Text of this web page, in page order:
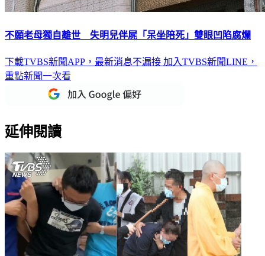
不願老母獨自離世 失明兒伴屍「呆坐陪死」雙眼凹陷腐爛
下載TVBS新聞APP，最新消息不漏接 加入TVBS新聞LINE，
重點新聞一次看
延伸閱讀